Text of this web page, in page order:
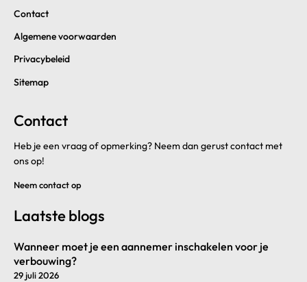
Contact
Algemene voorwaarden
Privacybeleid
Sitemap
Contact
Heb je een vraag of opmerking? Neem dan gerust contact met
ons op!
Neem contact op
Laatste blogs
Wanneer moet je een aannemer inschakelen voor je
verbouwing?
29 juli 2026